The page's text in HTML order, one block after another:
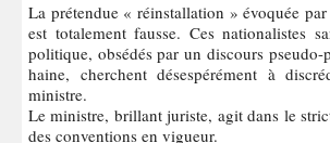
La prétendue « réinstallation » évoquée par l’un de leurs relais
est totalement fausse. Ces nationalistes
politique, obsédés par un discours
haine, cherchent désespérément à
ministre.
Le ministre, brillant juriste, agit dans le
des conventions en vigueur.